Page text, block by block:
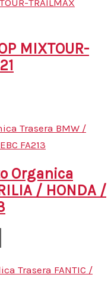
MIXTOUR-
Organica
/ HONDA /